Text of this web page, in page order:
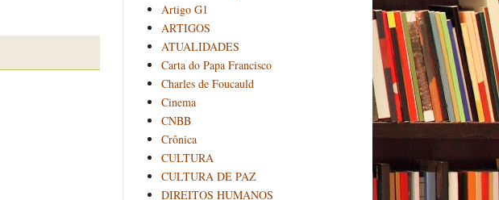
Artigo G1
ARTIGOS
ATUALIDADES
Carta do Papa Francisco
Charles de Foucauld
Cinema
CNBB
Crônica
CULTURA
CULTURA DE PAZ
DIREITOS HUMANOS